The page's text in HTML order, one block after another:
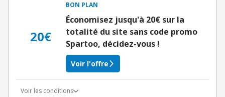
20€
BON PLAN
Économisez jusqu'à 20€ sur la
totalité du site sans code promo
Spartoo, décidez-vous !
Voir l'offre
Voir les conditions